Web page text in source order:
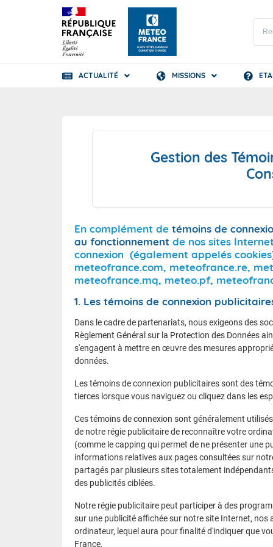
ACTUALITÉ
Les
Les
MISSIONS
Les
Le
FAQ
Nous contacter et venir à l'ENM
Gestion des
En complément de témoins de
au fonctionnement de nos sites
connexion (également appelés
meteofrance.com, meteofrance.re,
meteofrance.mq, meteo.pf,
1. Les témoins de connexion
Dans le cadre de partenariats, nous exigeons des
Règlement Général sur la Protection des Données
s'engagent à mettre en œuvre des mesures
données.
Les témoins de connexion publicitaires sont des
tierces lorsque vous naviguez ou cliquez dans les
Ces témoins de connexion sont généralement
de notre régie publicitaire de reconnaître votre
(comme le capping qui permet de ne présenter une
informations relatives aux pages consultées sur
partagés par plusieurs sites totalement
des publicités ciblées.
Notre régie publicitaire peut participer à des
sur une publicité affichée sur notre site Internet,
ordinateur, lequel aura pour finalité d'indiquer que
France.